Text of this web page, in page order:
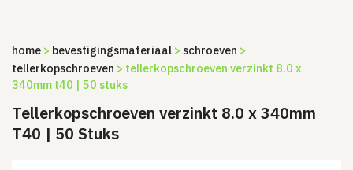
home > bevestigingsmateriaal > schroeven >
tellerkopschroeven > tellerkopschroeven verzinkt 8.0 x
340mm t40 | 50 stuks
Tellerkopschroeven verzinkt 8.0 x 340mm
T40 | 50 Stuks